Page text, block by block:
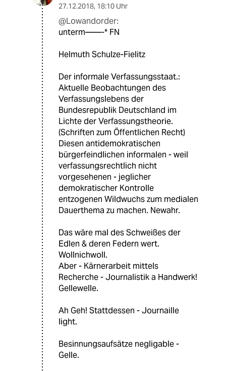
27.12.2018, 18:10 Uhr
@Lowandorder:
unterm——-* FN
Helmuth Schulze-Fielitz
Der informale Verfassungsstaat.:
Aktuelle Beobachtungen des
Verfassungslebens der
Bundesrepublik Deutschland im
Lichte der Verfassungstheorie.
(Schriften zum Öffentlichen Recht)
Diesen antidemokratischen
bürgerfeindlichen informalen - weil
verfassungsrechtlich nicht
vorgesehenen - jeglicher
demokratischer Kontrolle
entzogenen Wildwuchs zum medialen
Dauerthema zu machen. Newahr.
Das wäre mal des Schweißes der
Edlen & deren Federn wert.
Wollnichwoll.
Aber - Kärnerarbeit mittels
Recherche - Journalistik a Handwerk!
Gellewelle.
Ah Geh! Stattdessen - Journaille
light.
Besinnungsaufsätze negligable -
Gelle.